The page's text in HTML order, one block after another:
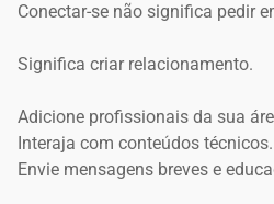
Conectar-se não significa pedir
Significa criar relacionamento.
Adicione profissionais da sua
Interaja com conteúdos técnicos.
Envie mensagens breves e